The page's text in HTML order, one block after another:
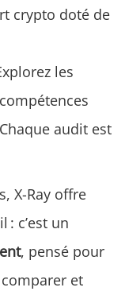
crypto doté de
les
audit est
X-Ray offre
: c’est un
, pensé pour
et